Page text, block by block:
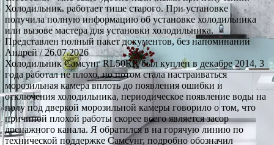
Холодильник. работает тише старого. При установке
получила полную информацию об установке холодильника
или вызове мастера для установки холодильника.
Представлен полный пакет документов, без напоминаний
Андрей/ 26.07.2026
Холодильник Самсунг RL50RR был куплен в декабре 2014, 3
года работал не плохо, но потом стала настраиваться
морозильная камера вплоть до появления ошибки и
отключения холодильника, периодическое появление воды на
полу под дверкой морозильной камеры говорило о том, что
причиной плохой работы скорее всего является засор
дренажного канала. Я обратился в на горячую линию по
технической поддержке Самсунг, подробно обозначил